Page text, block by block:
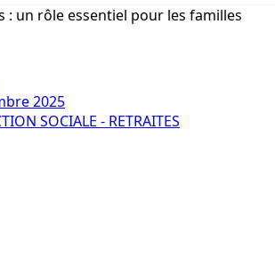
2025
SOCIALE - RETRAITES